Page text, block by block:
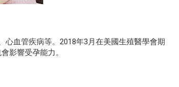
血管疾病等。2018年3月在美國生殖醫學會期
影響受孕能力。